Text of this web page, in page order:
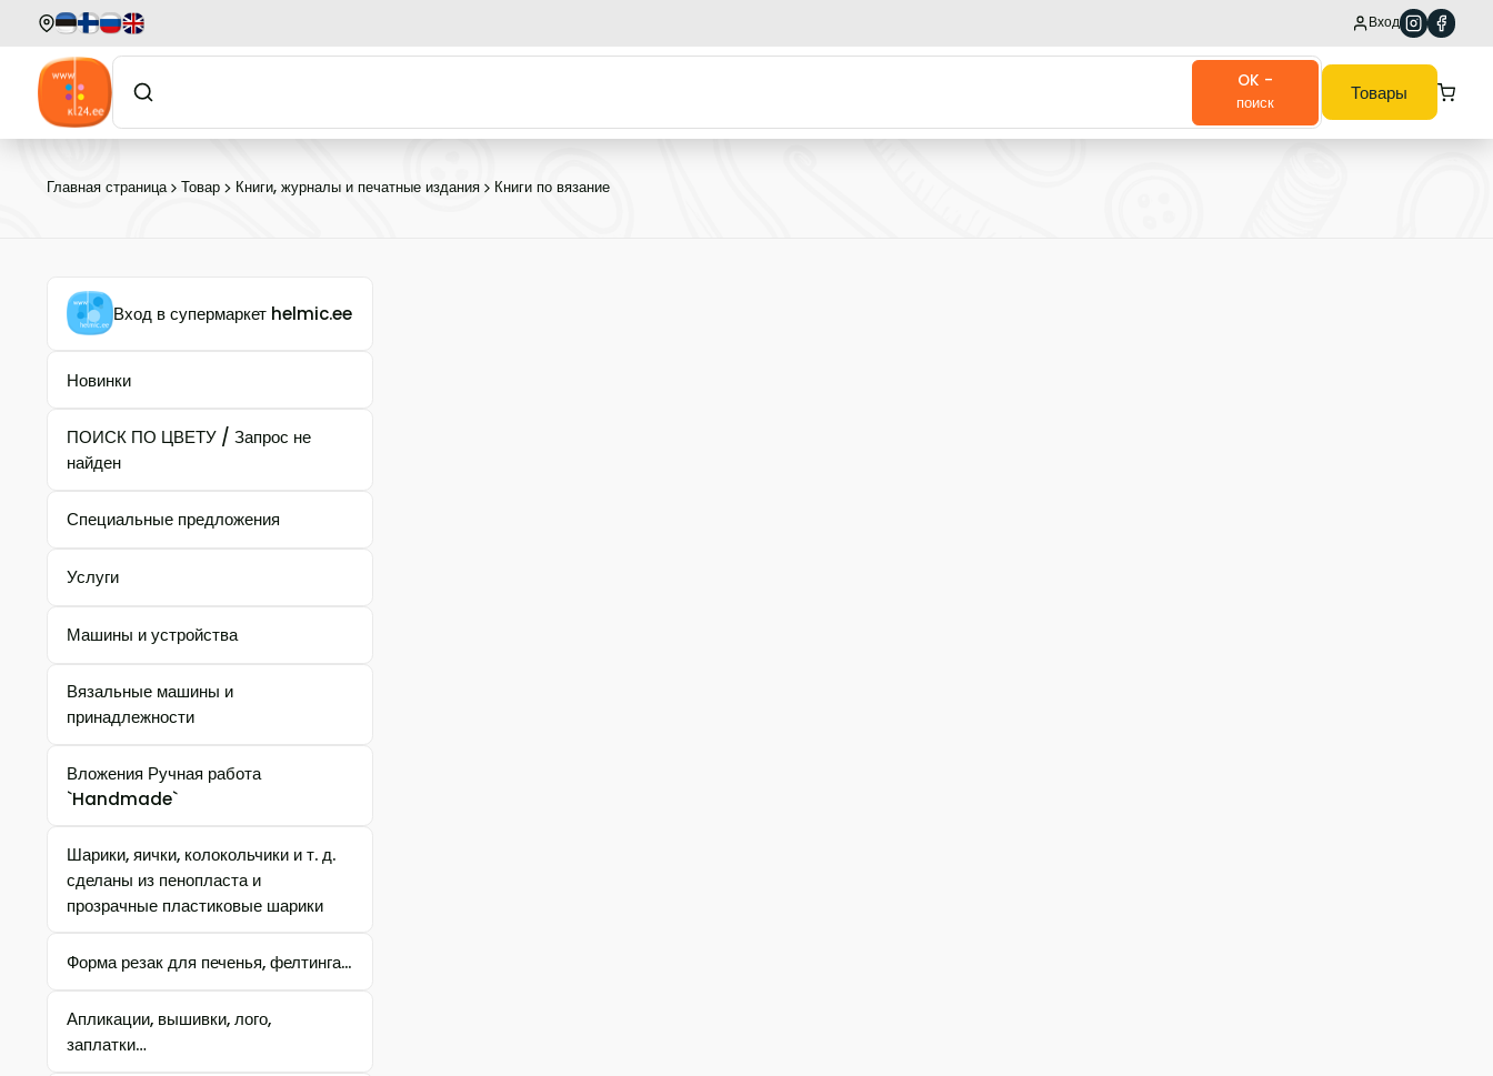
Вход
OK -
поиск
Товары
Главная страница Товар Книги, журналы и печатные издания Книги по вязание
Вход в супермаркет helmic.ee
Новинки
ПОИСК ПО ЦВЕТУ / Запрос не
найден
Специальные предложения
Услуги
Машины и устройства
Вязальные машины и
принадлежности
Вложения Ручная работа
`Handmade`
Шарики, яички, колокольчики и т. д.
сделаны из пенопласта и
прозрачные пластиковые шарики
Форма резак для печенья, фелтинга...
Апликации, вышивки, лого,
заплатки…